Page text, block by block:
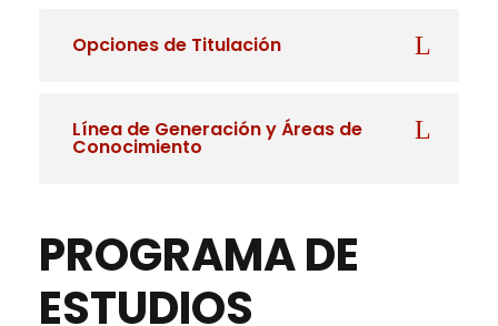
Opciones de Titulación
Línea de Generación y Áreas de
Conocimiento
PROGRAMA DE
ESTUDIOS